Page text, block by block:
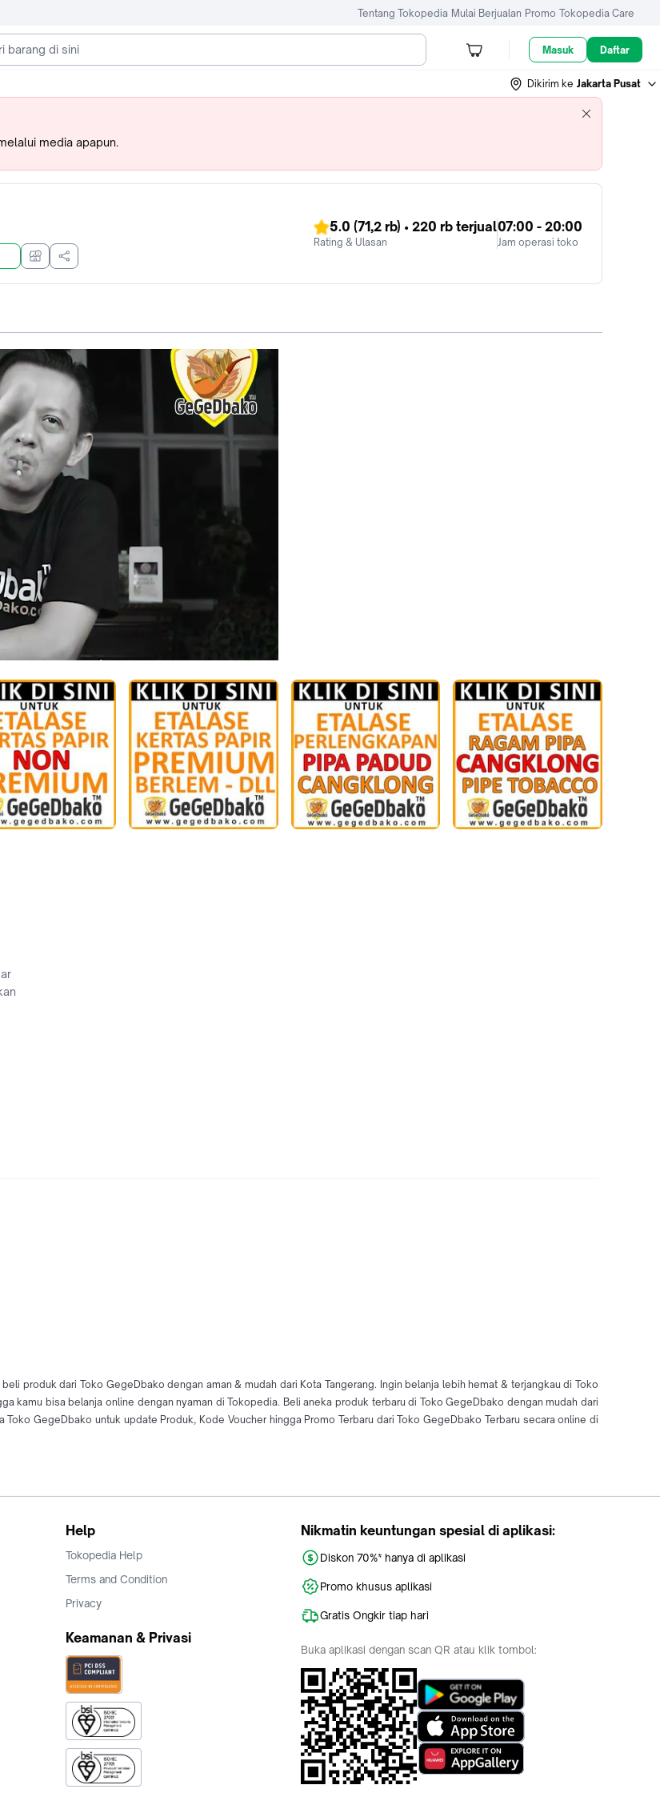
Tentang Tokopedia Mulai Berjualan Promo Tokopedia Care
Masuk Daftar
Dikirim ke Jakarta Pusat
media apapun.
5.0 (71,2 rb) • 220 rb terjual
Rating & Ulasan
07:00 - 20:00
Jam operasi toko
produk dari Toko GegeDbako dengan aman & mudah dari Kota Tangerang. Ingin belanja lebih hemat & terjangkau di Toko
kamu bisa belanja online dengan nyaman di Tokopedia. Beli aneka produk terbaru di Toko GegeDbako dengan mudah dari
GegeDbako untuk update Produk, Kode Voucher hingga Promo Terbaru dari Toko GegeDbako Terbaru secara online di
Help
Tokopedia Help
Terms and Condition
Privacy
Keamanan & Privasi
Nikmatin keuntungan spesial di aplikasi:
Diskon 70%* hanya di aplikasi
Promo khusus aplikasi
Gratis Ongkir tiap hari
Buka aplikasi dengan scan QR atau klik tombol: